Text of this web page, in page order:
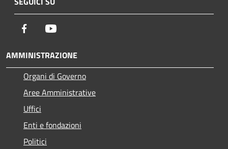
Facebook
AMMINISTRAZIONE
Organi di Governo
Aree Amministrative
Uffici
Enti e fondazioni
Politici